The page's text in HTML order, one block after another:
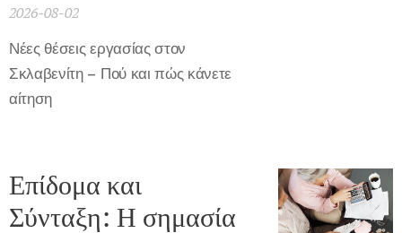
2026-08-02
Νέες θέσεις εργασίας στον
Σκλαβενίτη – Πού και πώς κάνετε
αίτηση
Επίδομα και
Σύνταξη: Η σημασία